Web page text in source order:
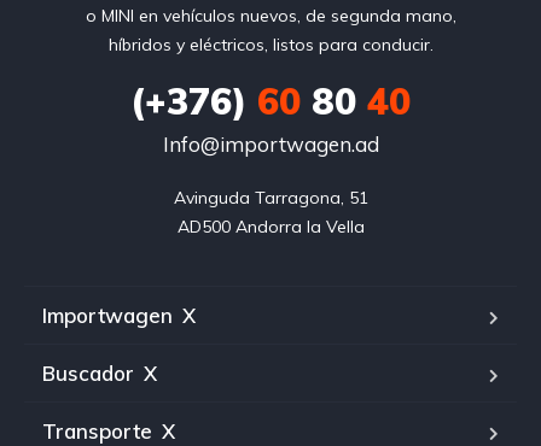
o MINI en vehículos nuevos, de segunda mano,
híbridos y eléctricos, listos para conducir.
(+376) 60 80 40
Info@importwagen.ad
Avinguda Tarragona, 51
AD500 Andorra la Vella
Importwagen X
Buscador X
Transporte X